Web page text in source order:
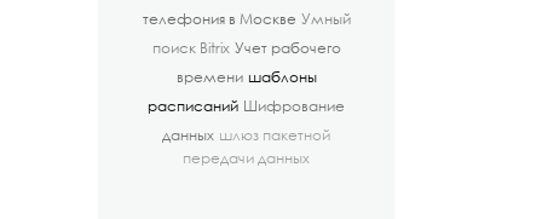
телефония в Москве Умный
поиск Bitrix Учет рабочего
времени шаблоны
расписаний Шифрование
данных шлюз пакетной
передачи данных